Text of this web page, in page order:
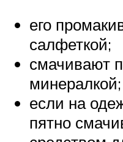
его
салфеткой;
смачивают
минералкой;
если на
пятно